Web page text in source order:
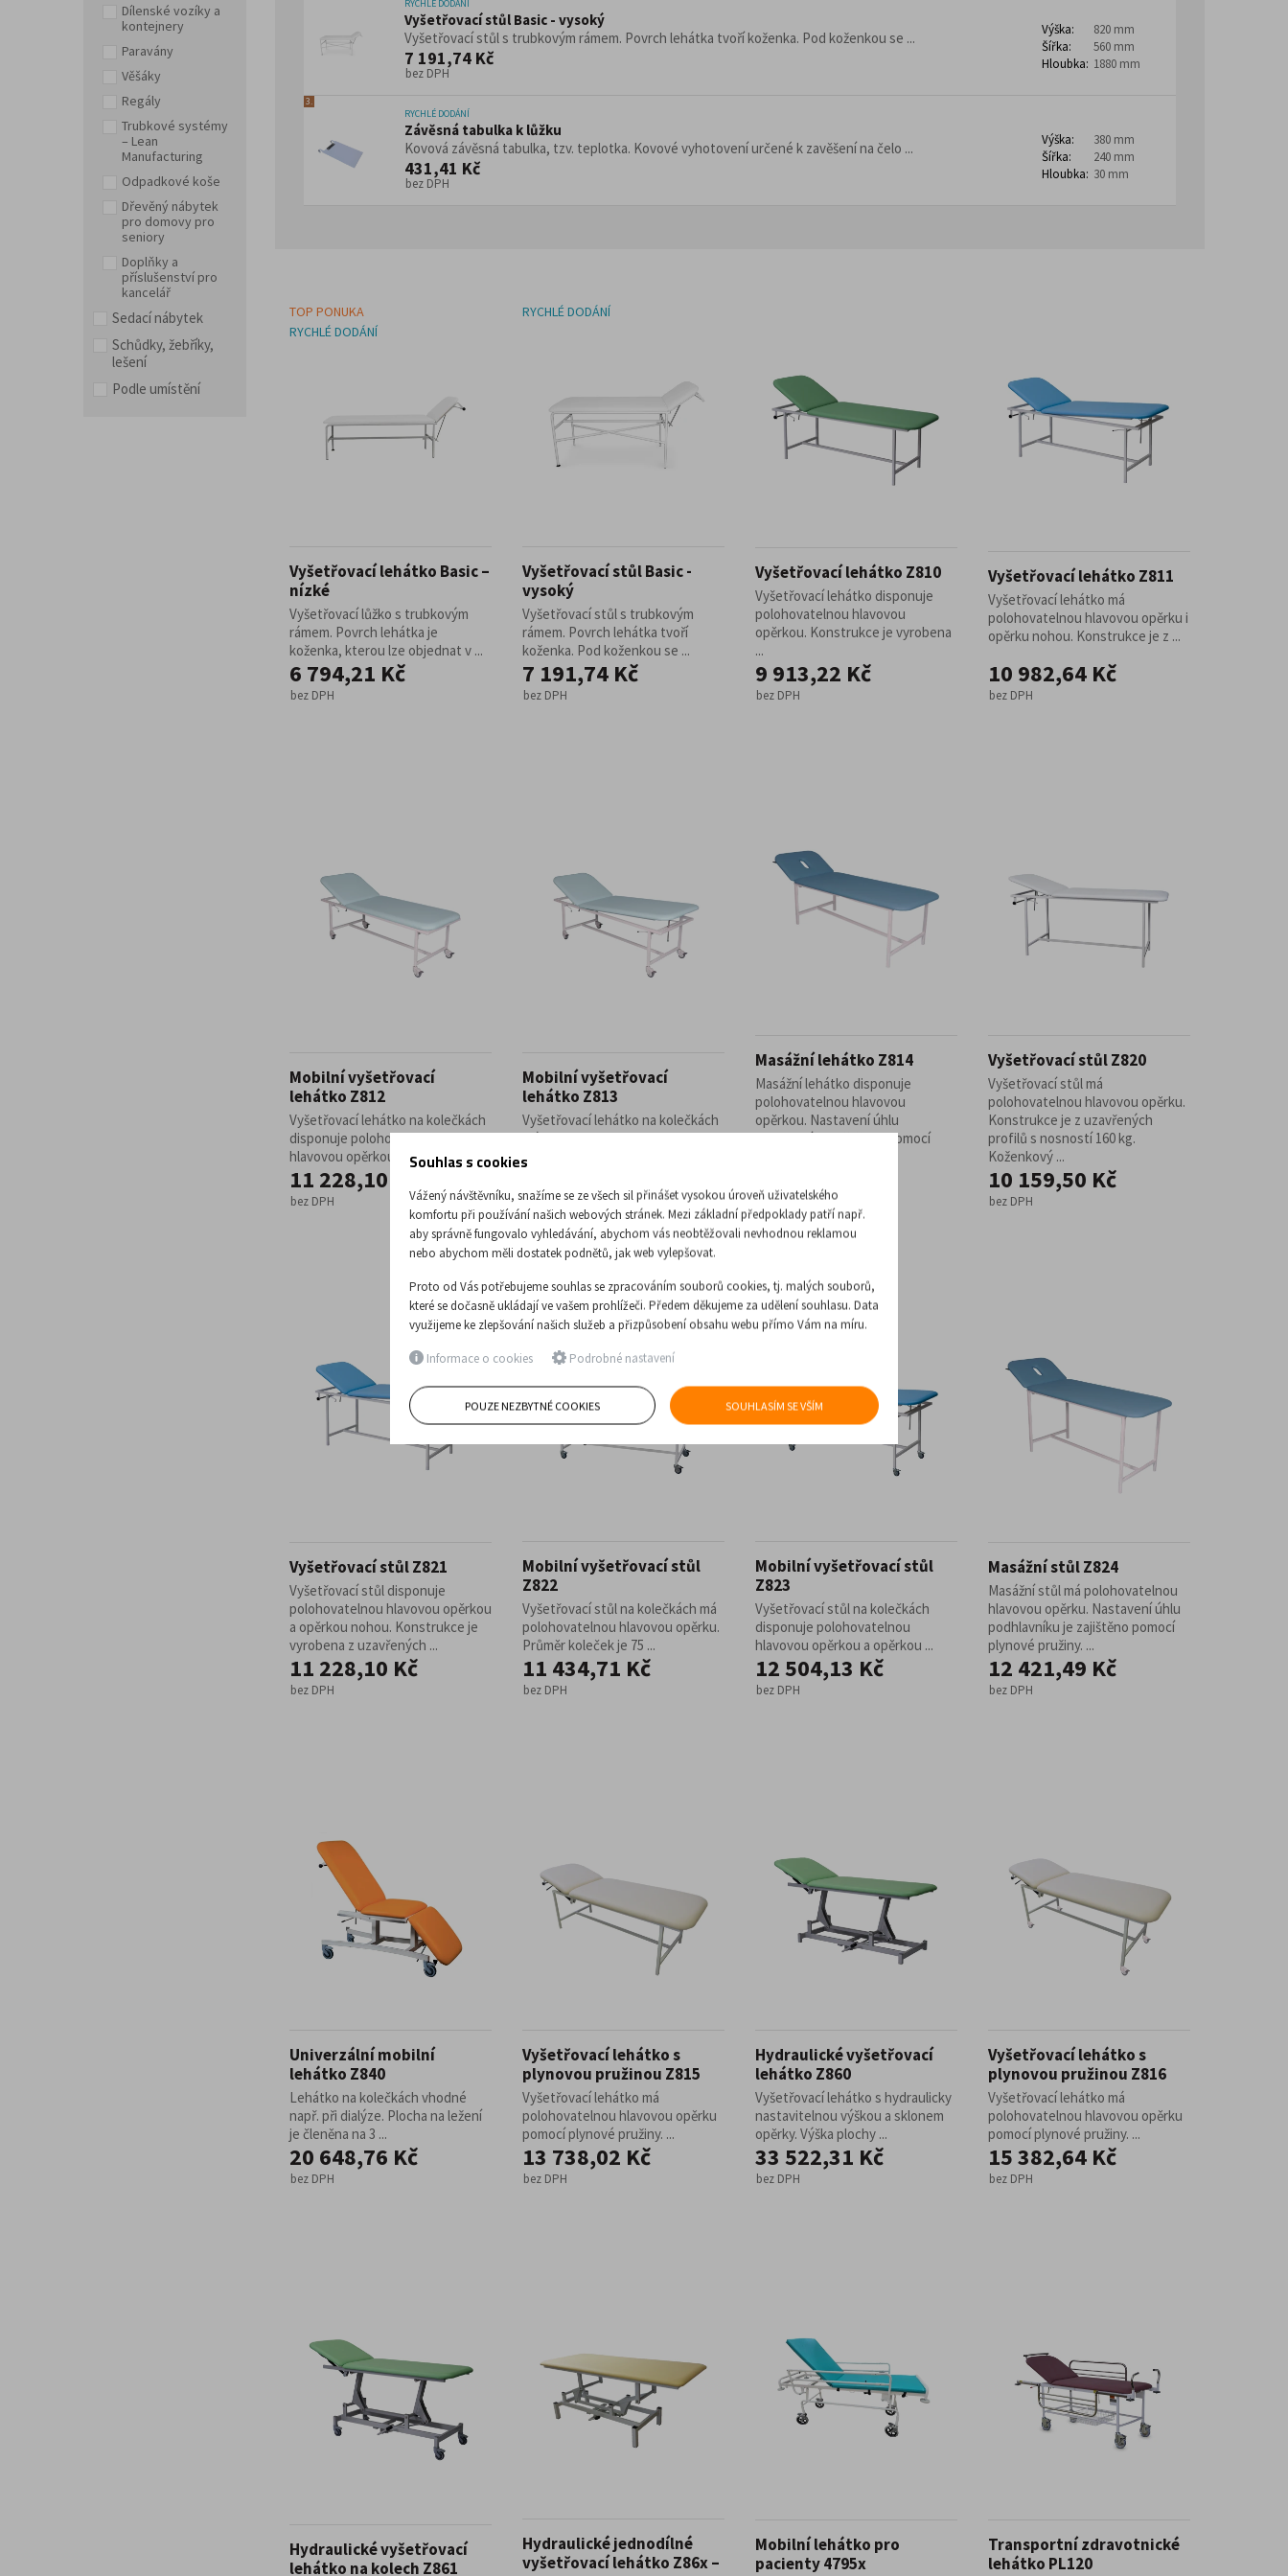
Doplňky a příslušenství pro kancelář
Dílenské vozíky a
kontejnery
Paravány
Věšáky
Regály
Trubkové systémy
– Lean
Manufacturing
Odpadkové koše
Dřevěný nábytek
pro domovy pro
seniory
Doplňky a
příslušenství pro
kancelář
Sedací nábytek
Schůdky, žebříky,
lešení
Podle umístění
RYCHLÉ DODÁNÍ
Vyšetřovací stůl Basic - vysoký
Vyšetřovací stůl s trubkovým rámem. Povrch lehátka tvoří koženka. Pod koženkou se ...
7 191,74 Kč
bez DPH
Výška:
820 mm
Šířka:
560 mm
Hloubka: 1880 mm
3.
RYCHLÉ DODÁNÍ
Závěsná tabulka k lůžku
Kovová závěsná tabulka, tzv. teplotka. Kovové vyhotovení určené k zavěšení na čelo ...
431,41 Kč
bez DPH
Výška:
380 mm
Šířka:
240 mm
Hloubka: 30 mm
TOP PONUKA
RYCHLÉ DODÁNÍ
Vyšetřovací lehátko Basic –
nízké
Vyšetřovací lůžko s trubkovým
rámem. Povrch lehátka je
koženka, kterou lze objednat v ...
6 794,21 Kč
bez DPH
RYCHLÉ DODÁNÍ
Vyšetřovací stůl Basic -
vysoký
Vyšetřovací stůl s trubkovým
rámem. Povrch lehátka tvoří
koženka. Pod koženkou se ...
7 191,74 Kč
bez DPH
Vyšetřovací lehátko Z810
Vyšetřovací lehátko disponuje
polohovatelnou hlavovou
opěrkou. Konstrukce je vyrobena
...
9 913,22 Kč
bez DPH
Vyšetřovací lehátko Z811
Vyšetřovací lehátko má
polohovatelnou hlavovou opěrku i
opěrku nohou. Konstrukce je z ...
10 982,64 Kč
bez DPH
Mobilní vyšetřovací
lehátko Z812
Vyšetřovací lehátko na kolečkách
disponuje polohovatelnou
hlavovou opěrkou. Průměr ...
11 228,10 Kč
bez DPH
Mobilní vyšetřovací
lehátko Z813
Vyšetřovací lehátko na kolečkách
má polohovatelnou hlavovou
opěrku a opěrku nohou. ...
bez DPH
Masážní lehátko Z814
Masážní lehátko disponuje
polohovatelnou hlavovou
opěrkou. Nastavení úhlu
podhlavníku je řešeno pomocí
bez DPH
Vyšetřovací stůl Z820
Vyšetřovací stůl má
polohovatelnou hlavovou opěrku.
Konstrukce je z uzavřených
profilů s nosností 160 kg.
Koženkový ...
10 159,50 Kč
bez DPH
Vyšetřovací stůl Z821
Vyšetřovací stůl disponuje
polohovatelnou hlavovou opěrkou
a opěrkou nohou. Konstrukce je
vyrobena z uzavřených ...
11 228,10 Kč
bez DPH
Mobilní vyšetřovací stůl
Z822
Vyšetřovací stůl na kolečkách má
polohovatelnou hlavovou opěrku.
Průměr koleček je 75 ...
11 434,71 Kč
bez DPH
Mobilní vyšetřovací stůl
Z823
Vyšetřovací stůl na kolečkách
disponuje polohovatelnou
hlavovou opěrkou a opěrkou ...
12 504,13 Kč
bez DPH
Masážní stůl Z824
Masážní stůl má polohovatelnou
hlavovou opěrku. Nastavení úhlu
podhlavníku je zajištěno pomocí
plynové pružiny. ...
12 421,49 Kč
bez DPH
Univerzální mobilní
lehátko Z840
Lehátko na kolečkách vhodné
např. při dialýze. Plocha na ležení
je členěna na 3 ...
20 648,76 Kč
bez DPH
Vyšetřovací lehátko s
plynovou pružinou Z815
Vyšetřovací lehátko má
polohovatelnou hlavovou opěrku
pomocí plynové pružiny. ...
13 738,02 Kč
bez DPH
Hydraulické vyšetřovací
lehátko Z860
Vyšetřovací lehátko s hydraulicky
nastavitelnou výškou a sklonem
opěrky. Výška plochy ...
33 522,31 Kč
bez DPH
Vyšetřovací lehátko s
plynovou pružinou Z816
Vyšetřovací lehátko má
polohovatelnou hlavovou opěrku
pomocí plynové pružiny. ...
15 382,64 Kč
bez DPH
Hydraulické vyšetřovací
lehátko na kolech Z861
Hydraulické jednodílné
vyšetřovací lehátko Z86x –
Mobilní lehátko pro
pacienty 4795x
Transportní zdravotnické
lehátko PL120
Souhlas s cookies
Vážený návštěvníku, snažíme se ze všech sil přinášet vysokou úroveň uživatelského
komfortu při používání našich webových stránek. Mezi základní předpoklady patří např.
aby správně fungovalo vyhledávání, abychom vás neobtěžovali nevhodnou reklamou
nebo abychom měli dostatek podnětů, jak web vylepšovat.
Proto od Vás potřebujeme souhlas se zpracováním souborů cookies, tj. malých souborů,
které se dočasně ukládají ve vašem prohlížeči. Předem děkujeme za udělení souhlasu. Data
využijeme ke zlepšování našich služeb a přizpůsobení obsahu webu přímo Vám na míru.
Informace o cookies Podrobné nastavení
POUZE NEZBYTNÉ COOKIES SOUHLASÍM SE VŠÍM